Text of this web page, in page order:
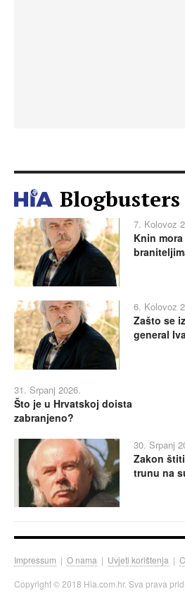
Blogbusters
7. Kolovoz
Knin
6. Kolovoz
Zašto se
general
31. Srpanj 2026.
Što je u Hrvatskoj doista
zabranjeno?
30. Srpanj
Zakon
trunu na
Impressum | O nama | Uvjeti korištenja |
Copyright © 2018 Hia.com.hr. Sva prava